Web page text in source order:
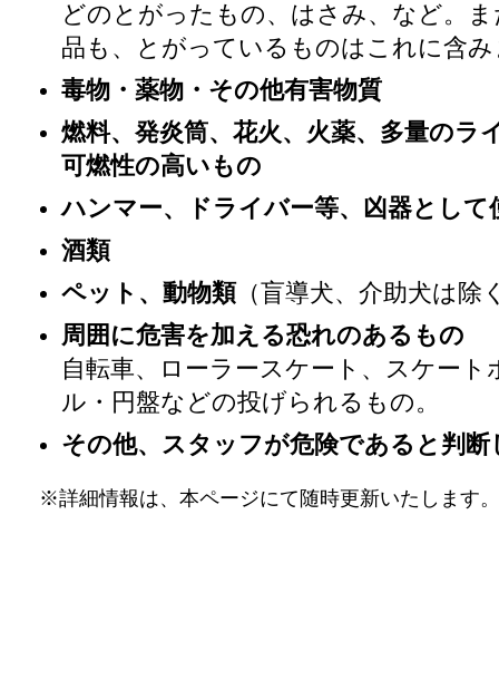
どのとがったもの、はさみ、など。
品も、とがっているものはこれに含
毒物・薬物・その他有害物質
燃料、発炎筒、花火、火薬、多量のラ
可燃性の高いもの
ハンマー、ドライバー等、凶器とし
酒類
ペット、動物類（盲導犬、介助犬は除
周囲に危害を加える恐れのあるもの
自転車、ローラースケート、スケー
ル・円盤などの投げられるもの。
その他、スタッフが危険であると判断
※詳細情報は、本ページにて随時更新いたします。